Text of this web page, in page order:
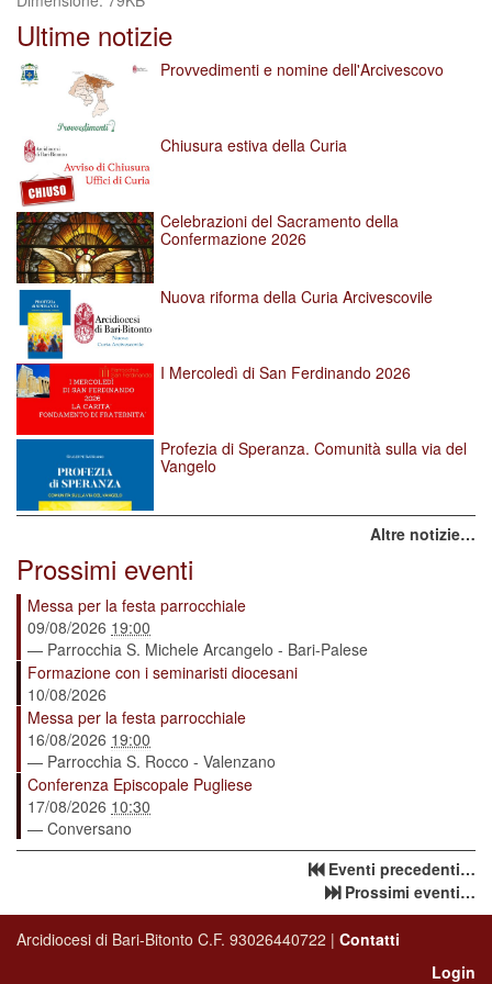
per
vedere
l'immagine
alle
dimensioni
originali…
Ultime notizie
Provvedimenti e nomine dell'Arcivescovo
Chiusura estiva della Curia
Celebrazioni del Sacramento della
Confermazione 2026
Nuova riforma della Curia Arcivescovile
I Mercoledì di San Ferdinando 2026
Profezia di Speranza. Comunità sulla via del
Vangelo
Altre notizie…
Prossimi eventi
Messa per la festa parrocchiale
09/08/2026 19:00
— Parrocchia S. Michele Arcangelo - Bari-Palese
Formazione con i seminaristi diocesani
10/08/2026
Messa per la festa parrocchiale
16/08/2026 19:00
— Parrocchia S. Rocco - Valenzano
Conferenza Episcopale Pugliese
17/08/2026 10:30
— Conversano
Eventi precedenti…
Prossimi eventi…
Arcidiocesi di Bari-Bitonto C.F. 93026440722 | Contatti
Login